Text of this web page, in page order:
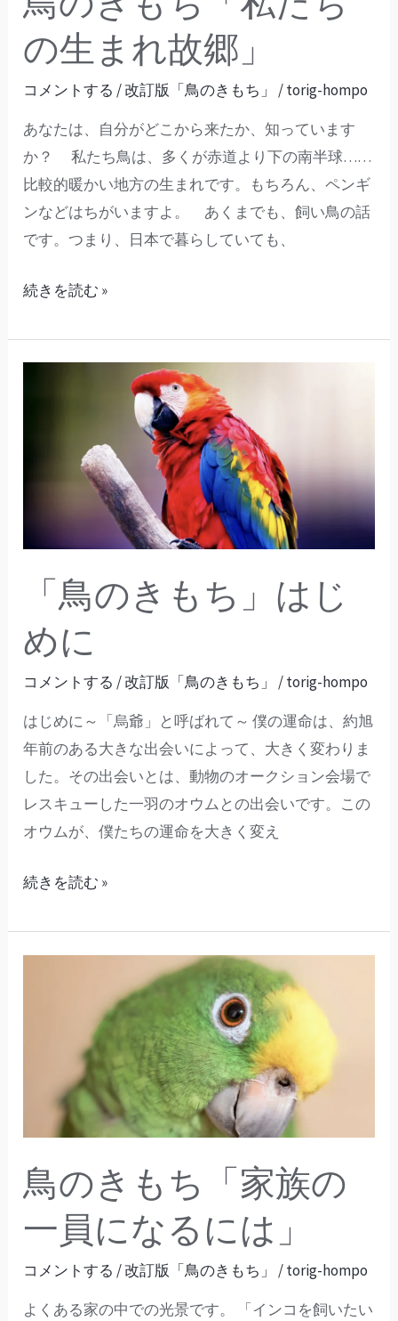
の生まれ故郷」
コメントする /改訂版「鳥のきもち」 /torig-hompo
あなたは、自分がどこから来たか、知っています
か？ 私たち鳥は、多くが赤道より下の南半球……
比較的暖かい地方の生まれです。もちろん、ペンギ
ンなどはちがいますよ。 あくまでも、飼い鳥の話
です。つまり、日本で暮らしていても、
の
ま
れ
郷」
続きを読む »
「鳥のきもち」はじ
めに
コメントする /改訂版「鳥のきもち」 /torig-hompo
はじめに～「烏爺」と呼ばれて～ 僕の運命は、約旭
年前のある大きな出会いによって、大きく変わりま
した。その出会いとは、動物のオークション会場で
レスキューした一羽のオウムとの出会いです。この
オウムが、僕たちの運命を大きく変え
続きを読む »
鳥のきもち「家族の
一員になるには」
コメントする /改訂版「鳥のきもち」 /torig-hompo
よくある家の中での光景です。 「インコを飼いたい
族
一
な
る